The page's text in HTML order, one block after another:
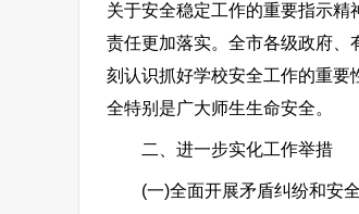
关于安全稳定工作的重要指示精
责任更加落实。全市各级政府、
刻认识抓好学校安全工作的重要
全特别是广大师生生命安全。
二、进一步实化工作举措
(一)全面开展矛盾纠纷和安全